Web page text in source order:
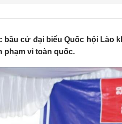
bầu cử đại biểu Quốc hội Lào
phạm vi toàn quốc.